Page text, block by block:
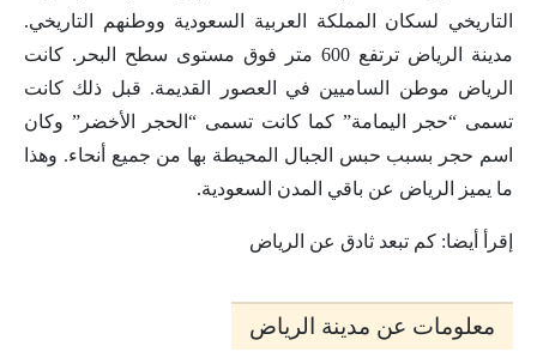
التاريخي لسكان المملكة العربية السعودية ووطنهم التاريخي.
مدينة الرياض ترتفع 600 متر فوق مستوى سطح البحر. كانت
الرياض موطن الساميين في العصور القديمة. قبل ذلك كانت
تسمى “حجر اليمامة” كما كانت تسمى “الحجر الأخضر” وكان
اسم حجر بسبب حبس الجبال المحيطة بها من جميع أنحاء. وهذا
ما يميز الرياض عن باقي المدن السعودية.
إقرأ أيضا: كم تبعد ثادق عن الرياض
معلومات عن مدينة الرياض